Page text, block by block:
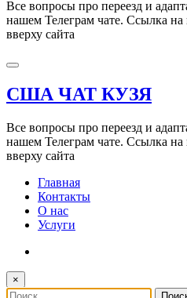
Все вопросы про переезд и
нашем Телеграм чате. Ссылка на
вверху сайта
США ЧАТ КУЗЯ
Все вопросы про переезд и
нашем Телеграм чате. Ссылка на
вверху сайта
Главная
Контакты
О нас
Услуги
×